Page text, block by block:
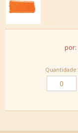
por:
Quantidade: